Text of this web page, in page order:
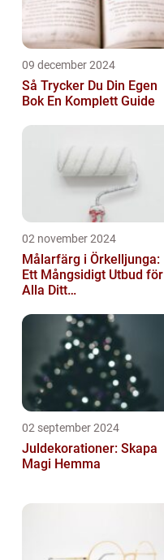
09 december 2024
Så Trycker Du Din Egen
Bok En Komplett Guide
02 november 2024
Målarfärg i Örkelljunga:
Ett Mångsidigt Utbud för
Alla Ditt
02 september 2024
Juldekorationer: Skapa
Magi Hemma